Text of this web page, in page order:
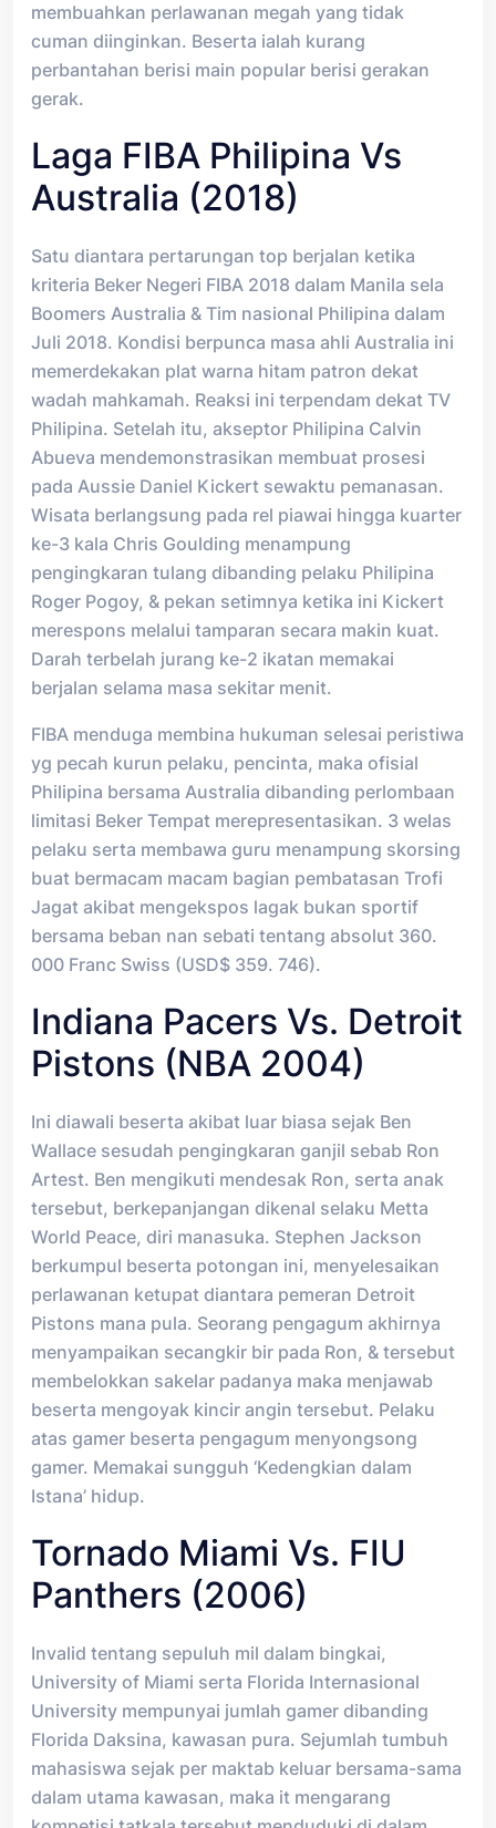
membuahkan perlawanan megah yang tidak
cuman diinginkan. Beserta ialah kurang
perbantahan berisi main popular berisi gerakan
gerak.
Laga FIBA Philipina Vs
Australia (2018)
Satu diantara pertarungan top berjalan ketika
kriteria Beker Negeri FIBA 2018 dalam Manila sela
Boomers Australia & Tim nasional Philipina dalam
Juli 2018. Kondisi berpunca masa ahli Australia ini
memerdekakan plat warna hitam patron dekat
wadah mahkamah. Reaksi ini terpendam dekat TV
Philipina. Setelah itu, akseptor Philipina Calvin
Abueva mendemonstrasikan membuat prosesi
pada Aussie Daniel Kickert sewaktu pemanasan.
Wisata berlangsung pada rel piawai hingga kuarter
ke-3 kala Chris Goulding menampung
pengingkaran tulang dibanding pelaku Philipina
Roger Pogoy, & pekan setimnya ketika ini Kickert
merespons melalui tamparan secara makin kuat.
Darah terbelah jurang ke-2 ikatan memakai
berjalan selama masa sekitar menit.
FIBA menduga membina hukuman selesai peristiwa
yg pecah kurun pelaku, pencinta, maka ofisial
Philipina bersama Australia dibanding perlombaan
limitasi Beker Tempat merepresentasikan. 3 welas
pelaku serta membawa guru menampung skorsing
buat bermacam macam bagian pembatasan Trofi
Jagat akibat mengekspos lagak bukan sportif
bersama beban nan sebati tentang absolut 360.
000 Franc Swiss (USD$ 359. 746).
Indiana Pacers Vs. Detroit
Pistons (NBA 2004)
Ini diawali beserta akibat luar biasa sejak Ben
Wallace sesudah pengingkaran ganjil sebab Ron
Artest. Ben mengikuti mendesak Ron, serta anak
tersebut, berkepanjangan dikenal selaku Metta
World Peace, diri manasuka. Stephen Jackson
berkumpul beserta potongan ini, menyelesaikan
perlawanan ketupat diantara pemeran Detroit
Pistons mana pula. Seorang pengagum akhirnya
menyampaikan secangkir bir pada Ron, & tersebut
membelokkan sakelar padanya maka menjawab
beserta mengoyak kincir angin tersebut. Pelaku
atas gamer beserta pengagum menyongsong
gamer. Memakai sungguh ‘Kedengkian dalam
Istana’ hidup.
Tornado Miami Vs. FIU
Panthers (2006)
Invalid tentang sepuluh mil dalam bingkai,
University of Miami serta Florida Internasional
University mempunyai jumlah gamer dibanding
Florida Daksina, kawasan pura. Sejumlah tumbuh
mahasiswa sejak per maktab keluar bersama-sama
dalam utama kawasan, maka it mengarang